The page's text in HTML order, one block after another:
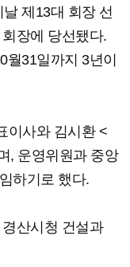
제13대 회장 선
장에 당선됐다.
31일까지 3년이
이사와 김시환 <
, 운영위원과 중앙
하기로 했다.
산시청 건설과